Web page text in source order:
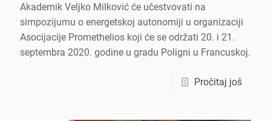
Akademik Veljko Milković će učestvovati na
simpozijumu o energetskoj autonomiji u organizaciji
Asocijacije Promethelios koji će se održati 20. i 21.
septembra 2020. godine u gradu Poligni u Francuskoj.
Pročitaj još